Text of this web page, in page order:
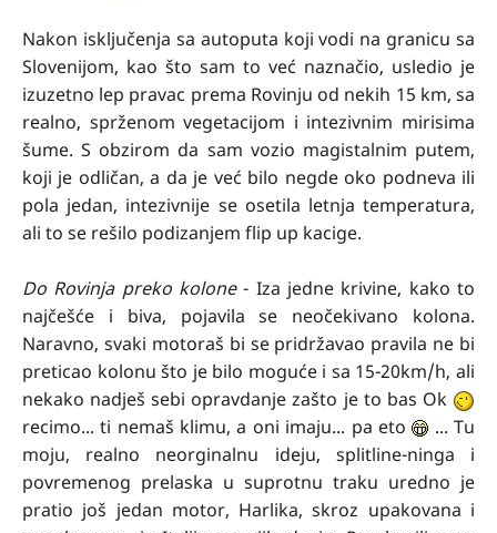
Nakon isključenja sa autoputa koji vodi na granicu sa
Slovenijom, kao što sam to već naznačio, usledio je
izuzetno lep pravac prema Rovinju od nekih 15 km, sa
realno, sprženom vegetacijom i intezivnim mirisima
šume. S obzirom da sam vozio magistalnim putem,
koji je odličan, a da je već bilo negde oko podneva ili
pola jedan, intezivnije se osetila letnja temperatura,
ali to se rešilo podizanjem flip up kacige.
Do Rovinja preko kolone- Iza jedne krivine, kako to
najčešće i biva, pojavila se neočekivano kolona.
Naravno, svaki motoraš bi se pridržavao pravila ne bi
preticao kolonu što je bilo moguće i sa 15-20km/h, ali
nekako nadješ sebi opravdanje zašto je to bas Ok
recimo... ti nemaš klimu, a oni imaju... pa eto
... Tu
moju, realno neorginalnu ideju, splitline-ninga i
povremenog prelaska u suprotnu traku uredno je
pratio još jedan motor, Harlika, skroz upakovana i